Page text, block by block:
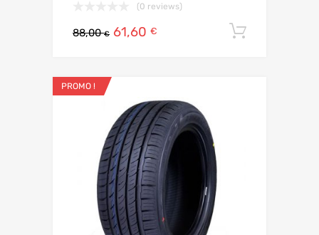
(0 reviews)
88,00€ 61,60 €
PROMO !